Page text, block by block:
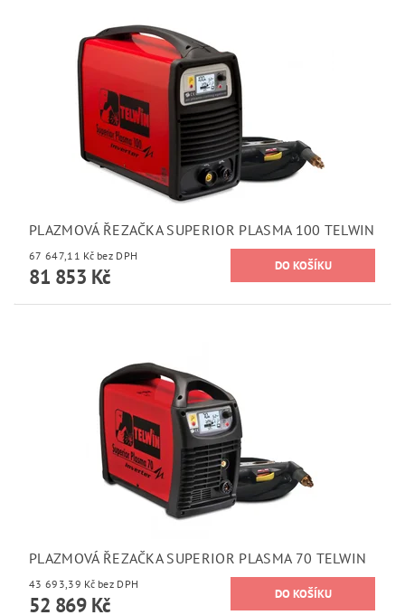
PLAZMOVÁ ŘEZAČKA SUPERIOR PLASMA 100 TELWIN
67 647,11 Kč bez DPH
81 853 Kč
PLAZMOVÁ ŘEZAČKA SUPERIOR PLASMA 70 TELWIN
43 693,39 Kč bez DPH
52 869 Kč